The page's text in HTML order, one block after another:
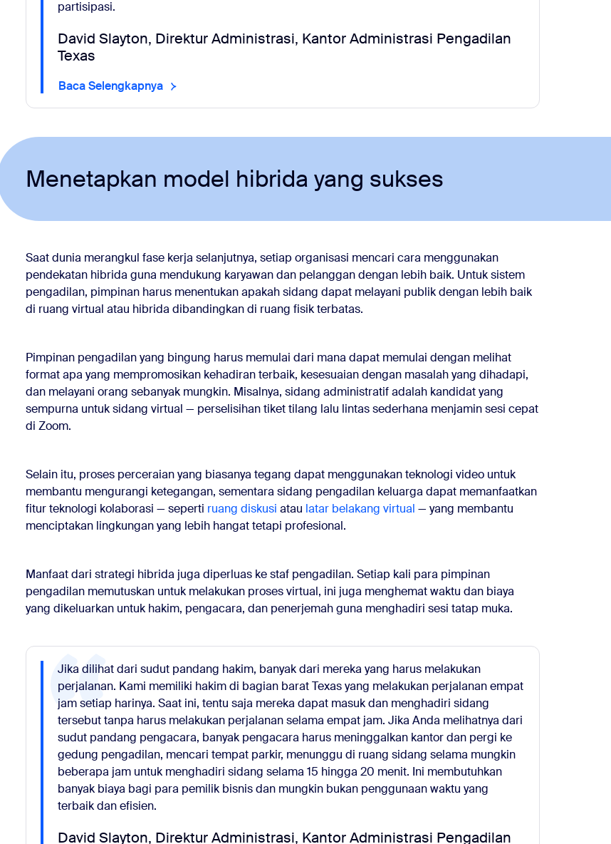
partisipasi.
David Slayton, Direktur Administrasi, Kantor Administrasi Pengadilan
Texas
Baca Selengkapnya
Menetapkan model hibrida yang sukses
Saat dunia merangkul fase kerja selanjutnya, setiap organisasi mencari cara menggunakan
pendekatan hibrida guna mendukung karyawan dan pelanggan dengan lebih baik. Untuk sistem
pengadilan, pimpinan harus menentukan apakah sidang dapat melayani publik dengan lebih baik
di ruang virtual atau hibrida dibandingkan di ruang fisik terbatas.
Pimpinan pengadilan yang bingung harus memulai dari mana dapat memulai dengan melihat
format apa yang mempromosikan kehadiran terbaik, kesesuaian dengan masalah yang dihadapi,
dan melayani orang sebanyak mungkin. Misalnya, sidang administratif adalah kandidat yang
sempurna untuk sidang virtual — perselisihan tiket tilang lalu lintas sederhana menjamin sesi cepat
di Zoom.
Selain itu, proses perceraian yang biasanya tegang dapat menggunakan teknologi video untuk
membantu mengurangi ketegangan, sementara sidang pengadilan keluarga dapat memanfaatkan
fitur teknologi kolaborasi — seperti ruang diskusi atau latar belakang virtual — yang membantu
menciptakan lingkungan yang lebih hangat tetapi profesional.
Manfaat dari strategi hibrida juga diperluas ke staf pengadilan. Setiap kali para pimpinan
pengadilan memutuskan untuk melakukan proses virtual, ini juga menghemat waktu dan biaya
yang dikeluarkan untuk hakim, pengacara, dan penerjemah guna menghadiri sesi tatap muka.
Jika dilihat dari sudut pandang hakim, banyak dari mereka yang harus melakukan
perjalanan. Kami memiliki hakim di bagian barat Texas yang melakukan perjalanan empat
jam setiap harinya. Saat ini, tentu saja mereka dapat masuk dan menghadiri sidang
tersebut tanpa harus melakukan perjalanan selama empat jam. Jika Anda melihatnya dari
sudut pandang pengacara, banyak pengacara harus meninggalkan kantor dan pergi ke
gedung pengadilan, mencari tempat parkir, menunggu di ruang sidang selama mungkin
beberapa jam untuk menghadiri sidang selama 15 hingga 20 menit. Ini membutuhkan
banyak biaya bagi para pemilik bisnis dan mungkin bukan penggunaan waktu yang
terbaik dan efisien.
David Slayton, Direktur Administrasi, Kantor Administrasi Pengadilan